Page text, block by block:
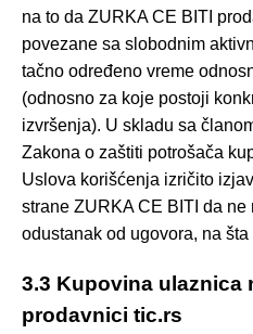
na to da ZURKA CE BITI
povezane sa slobodnim
tačno određeno vreme
(odnosno za koje postoji
izvršenja). U skladu sa
Zakona o zaštiti potrošača
Uslova korišćenja izričito
strane ZURKA CE BITI da
odustanak od ugovora, na
3.3 Kupovina ulaznica
prodavnici tic.rs